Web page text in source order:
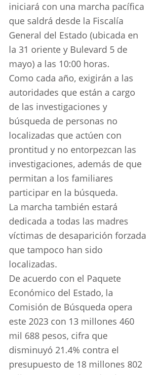
iniciará con una marcha pacífica
que saldrá desde la Fiscalía
General del Estado (ubicada en
la 31 oriente y Bulevard 5 de
mayo) a las 10:00 horas.
Como cada año, exigirán a las
autoridades que están a cargo
de las investigaciones y
búsqueda de personas no
localizadas que actúen con
prontitud y no entorpezcan las
investigaciones, además de que
permitan a los familiares
participar en la búsqueda.
La marcha también estará
dedicada a todas las madres
víctimas de desaparición forzada
que tampoco han sido
localizadas.
De acuerdo con el Paquete
Económico del Estado, la
Comisión de Búsqueda opera
este 2023 con 13 millones 460
mil 688 pesos, cifra que
disminuyó 21.4% contra el
presupuesto de 18 millones 802